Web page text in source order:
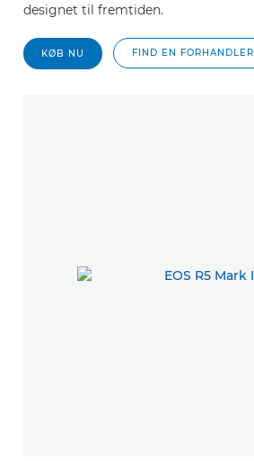
designet til fremtiden.
KØB NU FIND EN FORHANDLER